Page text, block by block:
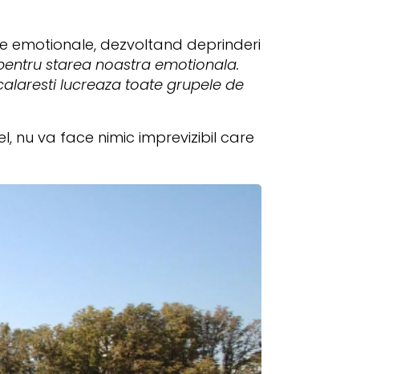
emotionale, dezvoltand deprinderi
starea noastra emotionala.
lucreaza toate grupele de
nu va face nimic imprevizibil care